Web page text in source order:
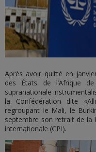
Après avoir quitté en
des États de l’Afrique de
supranationale
la Confédération dite
regroupant le Mali, le
septembre son retrait de la
internationale (CPI).